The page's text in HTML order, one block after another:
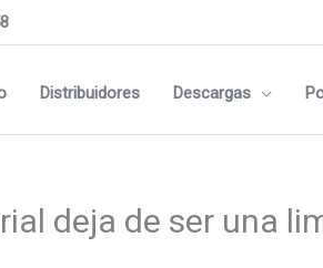
Distribuidores Descargas
deja de ser una